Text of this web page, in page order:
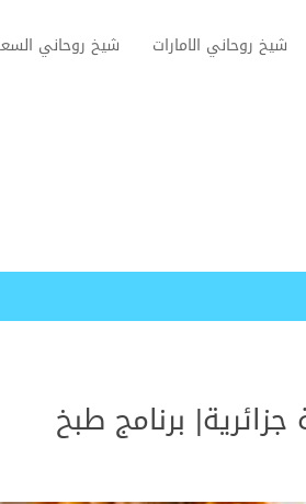
شيخ روحاني الامارات شيخ روحاني
برنامج طبخ